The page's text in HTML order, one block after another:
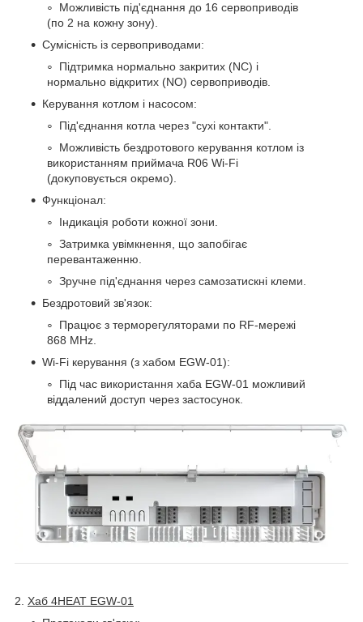
Можливість під'єднання до 16 сервоприводів
(по 2 на кожну зону).
Сумісність із сервоприводами:
Підтримка нормально закритих (NC) і
нормально відкритих (NO) сервоприводів.
Керування котлом і насосом:
Під'єднання котла через "сухі контакти".
Можливість бездротового керування котлом із
використанням приймача R06 Wi-Fi
(докуповується окремо).
Функціонал:
Індикація роботи кожної зони.
Затримка увімкнення, що запобігає
перевантаженню.
Зручне під'єднання через самозатискні клеми.
Бездротовий зв'язок:
Працює з терморегуляторами по RF-мережі
868 MHz.
Wi-Fi керування (з хабом EGW-01):
Під час використання хаба EGW-01 можливий
віддалений доступ через застосунок.
2. Хаб 4HEAT EGW-01